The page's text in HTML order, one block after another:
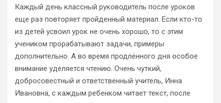
Каждый день классный руководитель после уроков
еще раз повторяет пройденный материал. Если кто-то
из детей усвоил урок не очень хорошо, то с этим
учеником прорабатывают задачи, примеры
дополнительно. А во время продлённого дня особое
внимание уделяется чтению. Очень чуткий,
добросовестный и ответственный учитель, Инна
Ивановна, с каждым ребенком читает текст, после